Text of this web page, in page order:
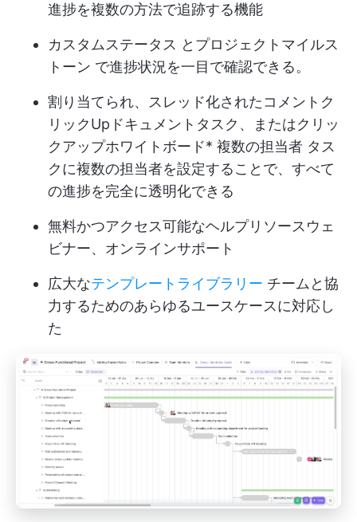
進捗を複数の方法で追跡する機能
カスタムステータス とプロジェクト マイルス
トーン で進捗状況を一目で確認できる。
割り当てられ、スレッド化されたコメント ク
リックUpドキュメント タスク、またはクリッ
クアップホワイトボード* 複数の担当者 タス
クに複数の担当者を設定することで、すべて
の進捗を完全に透明化できる
無料かつアクセス可能なヘルプリソースウェ
ビナー、オンラインサポート
広大なテンプレートライブラリー チームと協
力するためのあらゆるユースケースに対応し
た